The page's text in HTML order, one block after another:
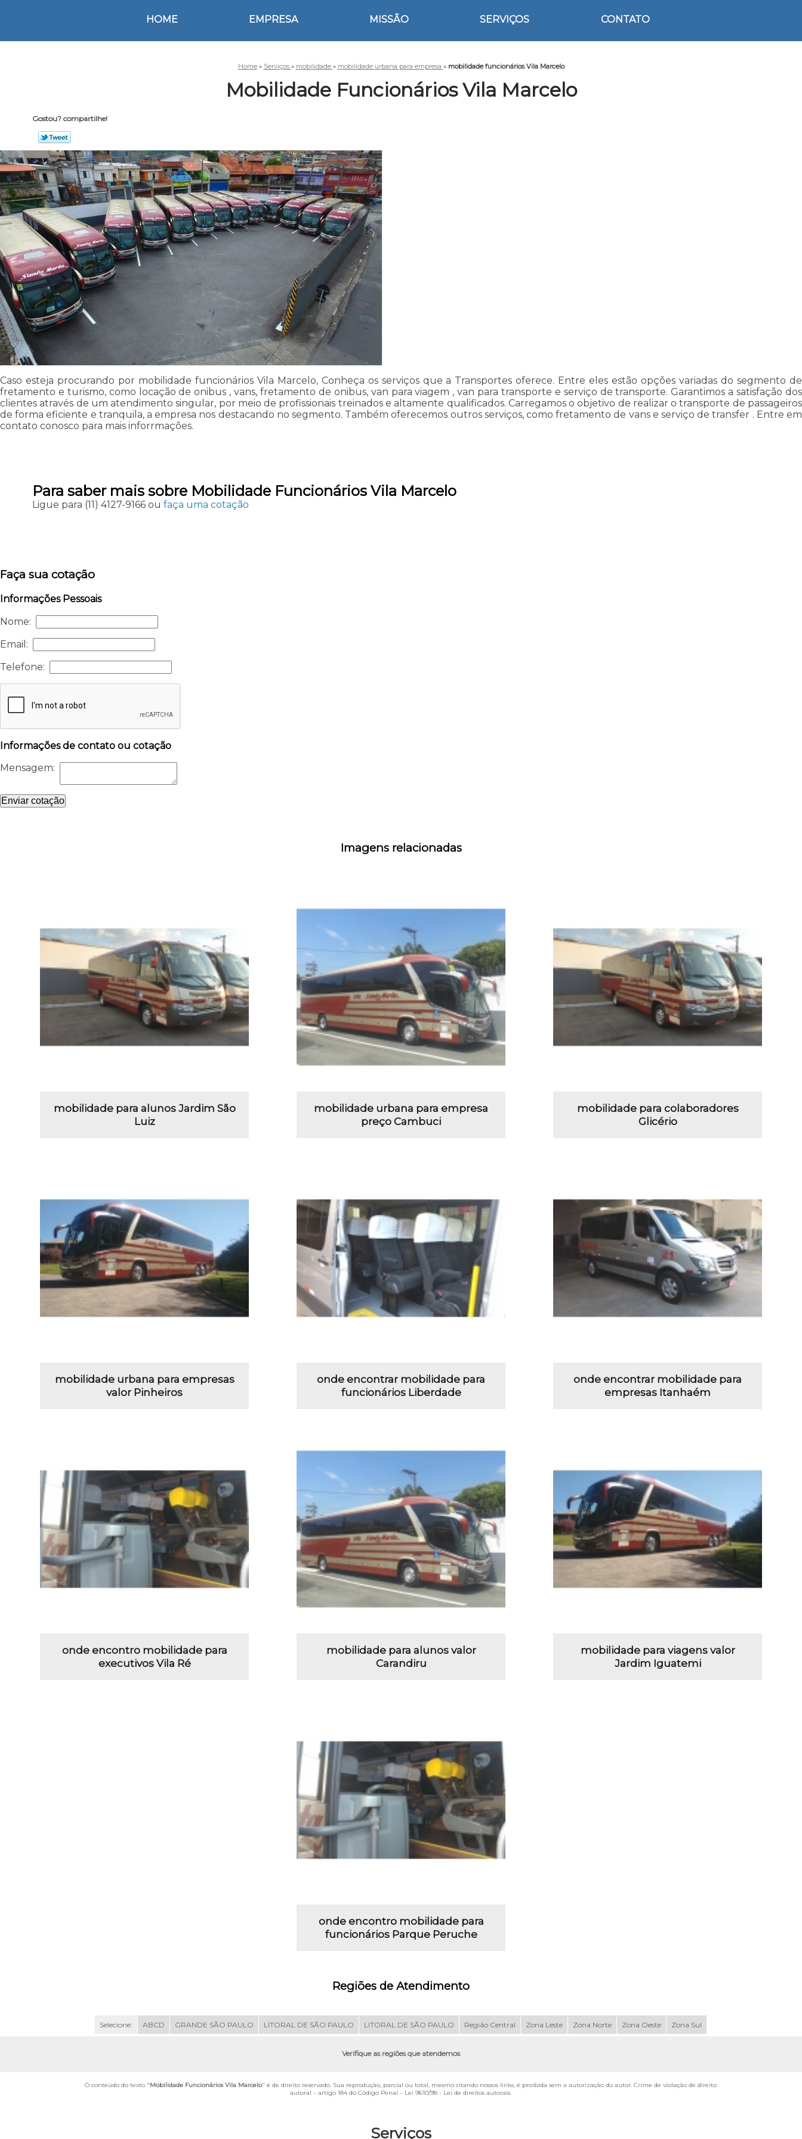
HOME EMPRESA MISSÃO SERVIÇOS CONTATO
Home » Serviços » mobilidade » mobilidade urbana para empresa » mobilidade funcionários Vila Marcelo
Serviços
Mobilidade Funcionários Vila Marcelo
Gostou? compartilhe!
Caso esteja procurando por mobilidade funcionários Vila Marcelo, Conheça os serviços que a Transportes oferece. Entre eles estão opções variadas do segmento de
fretamento e turismo, como locação de onibus , vans, fretamento de onibus, van para viagem , van para transporte e serviço de transporte. Garantimos a satisfação dos
clientes através de um atendimento singular, por meio de profissionais treinados e altamente qualificados. Carregamos o objetivo de realizar o transporte de passageiros
de forma eficiente e tranquila, a empresa nos destacando no segmento. Também oferecemos outros serviços, como fretamento de vans e serviço de transfer . Entre em
contato conosco para mais inforrmações.
Para saber mais sobre Mobilidade Funcionários Vila Marcelo
Ligue para (11) 4127-9166ou faça uma cotação
Faça sua cotação
Informações Pessoais
Nome:
Email:
Telefone:
Informações de contato ou cotação
Mensagem:
Enviar cotação
Imagens relacionadas
mobilidade para alunos Jardim São
Luiz
mobilidade urbana para empresa
preço Cambuci
mobilidade para colaboradores
Glicério
mobilidade urbana para empresas
valor Pinheiros
onde encontrar mobilidade para
funcionários Liberdade
onde encontrar mobilidade para
empresas Itanhaém
onde encontro mobilidade para
executivos Vila Ré
mobilidade para alunos valor
Carandiru
mobilidade para viagens valor
Jardim Iguatemi
onde encontro mobilidade para
funcionários Parque Peruche
Regiões de Atendimento
Selecione: ABCD GRANDE SÃO PAULO LITORAL DE SÃO PAULO LITORAL DE SÃO PAULO Região Central Zona Leste Zona Norte Zona Oeste Zona Sul
Verifique as regiões que atendemos
O conteúdo do texto "Mobilidade Funcionários Vila Marcelo" é de direito reservado. Sua reprodução, parcial ou total, mesmo citando nossos links, é proibida sem a autorização do autor. Crime de violação de direito
autoral – artigo 184 do Código Penal – Lei 9610/98 - Lei de direitos autorais.